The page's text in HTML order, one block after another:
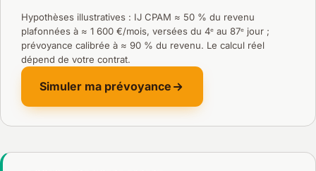
Hypothèses illustratives : IJ CPAM ≈ 50 % du revenu
plafonnées à ≈ 1 600 €/mois, versées du 4ᵉ au 87ᵉ jour ;
prévoyance calibrée à ≈ 90 % du revenu. Le calcul réel
dépend de votre contrat.
Simuler ma prévoyance